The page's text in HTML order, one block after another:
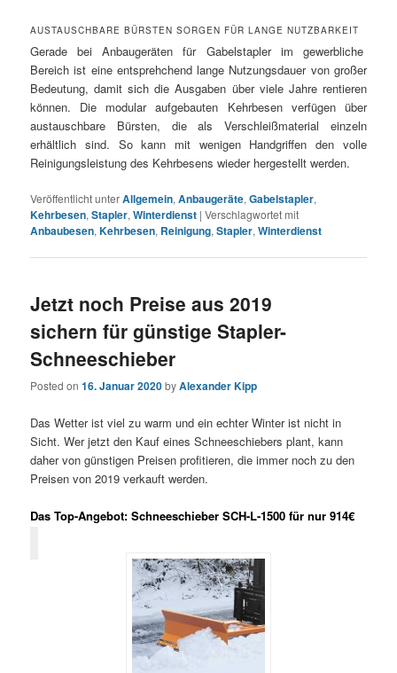
AUSTAUSCHBARE BÜRSTEN SORGEN FÜR LANGE NUTZBARKEIT
Gerade bei Anbaugeräten für Gabelstapler im gewerbliche
Bereich ist eine entsprehchend lange Nutzungsdauer von großer
Bedeutung, damit sich die Ausgaben über viele Jahre rentieren
können. Die modular aufgebauten Kehrbesen verfügen über
austauschbare Bürsten, die als Verschleißmaterial einzeln
erhältlich sind. So kann mit wenigen Handgriffen den volle
Reinigungsleistung des Kehrbesens wieder hergestellt werden.
Veröffentlicht unterAllgemein,Anbaugeräte,Gabelstapler,
Kehrbesen,Stapler,Winterdienst |Verschlagwortet mit
Anbaubesen,Kehrbesen, Reinigung,Stapler,Winterdienst
Jetzt noch Preise aus 2019
sichern für günstige Stapler-
Schneeschieber
Posted on16. Januar 2020byAlexander Kipp
Das Wetter ist viel zu warm und ein echter Winter ist nicht in
Sicht. Wer jetzt den Kauf eines Schneeschiebers plant, kann
daher von günstigen Preisen profitieren, die immer noch zu den
Preisen von 2019 verkauft werden.
Das Top-Angebot: Schneeschieber SCH-L-1500 für nur 914€